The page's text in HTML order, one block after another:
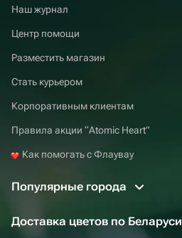
Наш журнал
Центр помощи
Разместить магазин
Стать курьером
Корпоративным клиентам
Правила акции “Atomic Heart”
Как помогать с Флаувау
Популярные города
Доставка цветов по Беларуси